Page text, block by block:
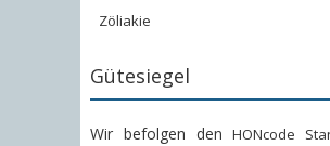
Zöliakie
Gütesiegel
Wir befolgen denHONcode